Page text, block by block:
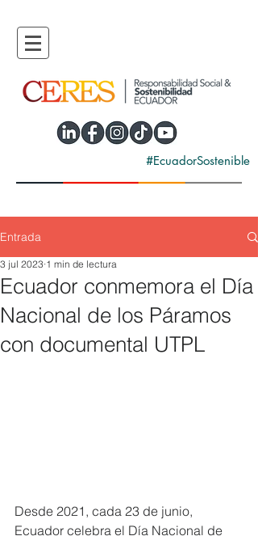
#EcuadorSostenible
Entrada
Ecuador conmemora el Día
Nacional de los Páramos
con documental UTPL
3 jul 2023 1 min de lectura
Desde 2021, cada 23 de junio,
Ecuador celebra el Día Nacional de